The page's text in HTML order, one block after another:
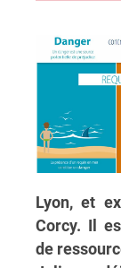
Lyon, et
Corcy. Il
de